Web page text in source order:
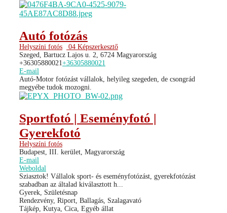
Autó fotózás
Helyszíni fotós
04 Képszerkesztő
Szeged, Bartucz Lajos u. 2, 6724 Magyarország
+36305880021 +36305880021
E-mail
Autó-Motor fotózást vállalok, helyileg szegeden, de csongrád
megyébe tudok mozogni.
Sportfotó | Eseményfotó |
Gyerekfotó
Helyszíni fotós
Budapest, III. kerület, Magyarország
E-mail
Weboldal
Sziasztok! Vállalok sport- és eseményfotózást, gyerekfotózást
szabadban az általad kiválasztott h...
Gyerek, Születésnap
Rendezvény, Riport, Ballagás, Szalagavató
Tájkép, Kutya, Cica, Egyéb állat